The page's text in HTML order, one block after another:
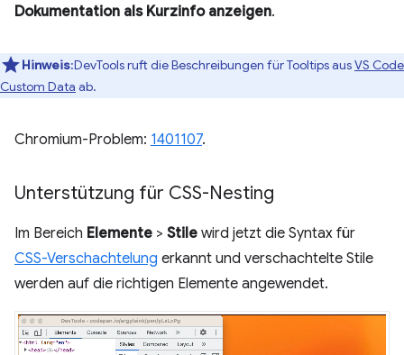
Dokumentation als Kurzinfo anzeigen.
Hinweis:DevTools ruft die Beschreibungen für Tooltips ausVS Code
Custom Data ab.
Chromium-Problem: 1401107.
Unterstützung für CSS-Nesting
Im Bereich Elemente > Stile wird jetzt die Syntax für
CSS-Verschachtelung erkannt und verschachtelte Stile
werden auf die richtigen Elemente angewendet.